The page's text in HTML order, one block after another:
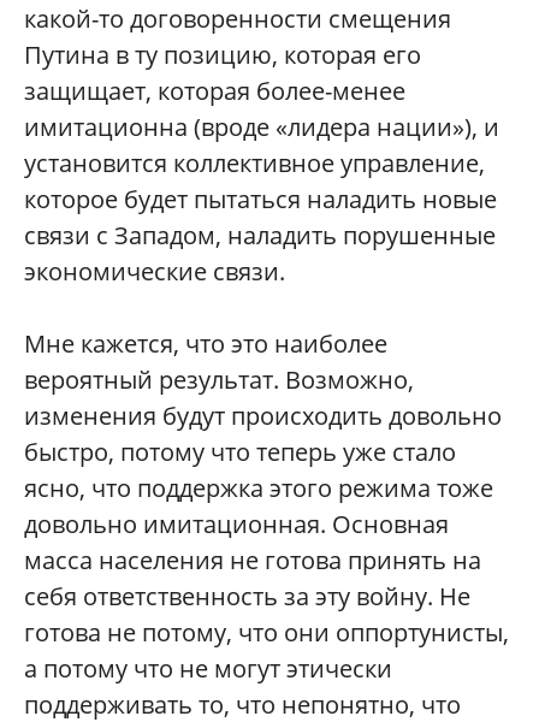
какой-то договоренности смещения
Путина в ту позицию, которая его
защищает, которая более-менее
имитационна (вроде «лидера нации»), и
установится коллективное управление,
которое будет пытаться наладить новые
связи с Западом, наладить порушенные
экономические связи.
Мне кажется, что это наиболее
вероятный результат. Возможно,
изменения будут происходить довольно
быстро, потому что теперь уже стало
ясно, что поддержка этого режима тоже
довольно имитационная. Основная
масса населения не готова принять на
себя ответственность за эту войну. Не
готова не потому, что они оппортунисты,
а потому что не могут этически
поддерживать то, что непонятно, что